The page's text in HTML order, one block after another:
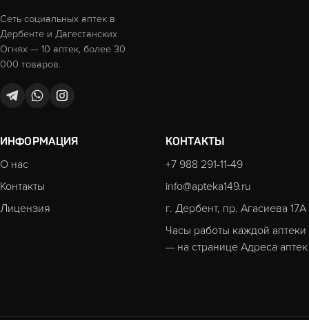
Сеть социальных аптек в
Дербенте и Дагестанских
Огнях — 10 аптек, более 30
000 товаров.
ИНФОРМАЦИЯ
О нас
Контакты
Лицензия
КОНТАКТЫ
+7 988 291-11-49
info@apteka149.ru
г. Дербент, пр. Агасиева 17А
Часы работы каждой аптеки
— на странице Адреса аптек